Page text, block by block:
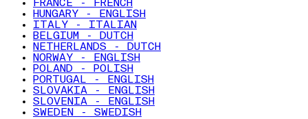
FRANCE - FRENCH
HUNGARY - ENGLISH
ITALY - ITALIAN
BELGIUM - DUTCH
NETHERLANDS - DUTCH
NORWAY - ENGLISH
POLAND - POLISH
PORTUGAL - ENGLISH
SLOVAKIA - ENGLISH
SLOVENIA - ENGLISH
SWEDEN - SWEDISH